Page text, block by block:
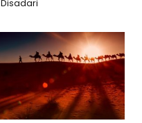
Disadari